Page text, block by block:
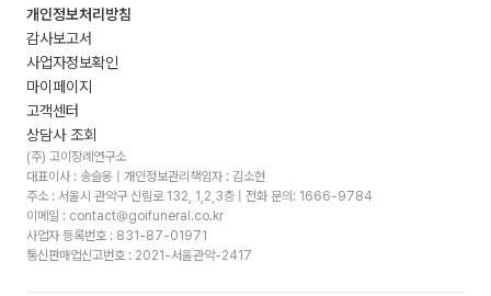
개인정보처리방침
감사보고서
사업자정보확인
마이페이지
고객센터
상담사 조회
(주) 고이장례연구소
대표이사 : 송슬옹 | 개인정보관리책임자 : 김소현
주소 : 서울시 관악구 신림로 132, 1,2,3층 | 전화 문의: 1666-9784
이메일 : contact@goifuneral.co.kr
사업자 등록번호 : 831-87-01971
통신판매업신고번호 : 2021-서울관악-2417